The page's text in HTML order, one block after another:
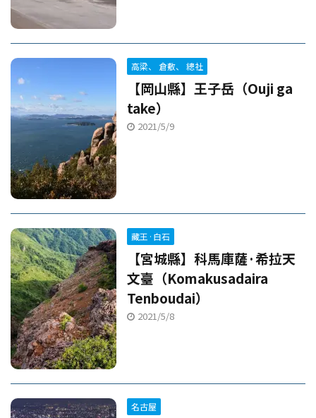
高梁、 倉敷、 總社
【岡山縣】王子岳（Ouji ga
take）
2021/5/9
藏王·白石
【宮城縣】科馬庫薩·希拉天
文臺（Komakusadaira
Tenboudai）
2021/5/8
名古屋